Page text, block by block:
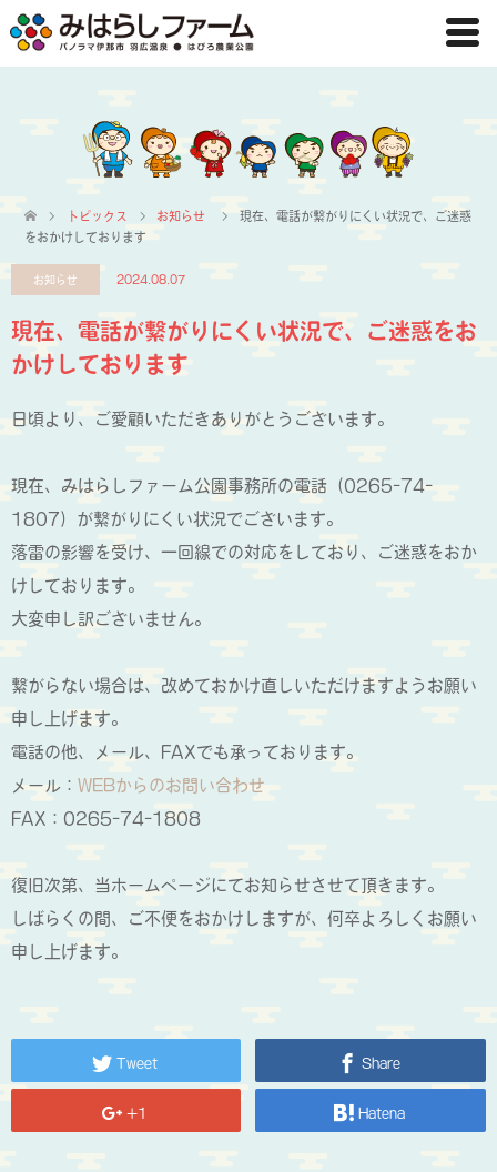
トピックス お知らせ
現在、電話が繋がりにくい状況で、ご迷惑
をおかけしております
お知らせ 2024.08.07
現在、電話が繋がりにくい状況で、ご迷惑をお
かけしております
日頃より、ご愛顧いただきありがとうございます。
現在、みはらしファーム公園事務所の電話（0265-74-
1807）が繋がりにくい状況でございます。
落雷の影響を受け、一回線での対応をしており、ご迷惑をおか
けしております。
大変申し訳ございません。
繋がらない場合は、改めておかけ直しいただけますようお願い
申し上げます。
電話の他、メール、FAXでも承っております。
メール： WEBからのお問い合わせ
FAX：0265-74-1808
復旧次第、当ホームページにてお知らせさせて頂きます。
しばらくの間、ご不便をおかけしますが、何卒よろしくお願い
申し上げます。
Tweet Share
+1 Hatena